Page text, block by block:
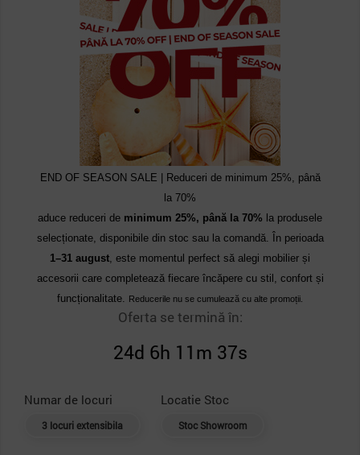
END OF SEASON SALE | Reduceri de minimum 25%, până
la 70%
aduce reduceri de minimum 25%, până la 70% la produsele
selecționate, disponibile din stoc sau la comandă. În perioada
1–31 august, este momentul perfect să alegi mobilier și
accesorii care completează fiecare încăpere cu stil, confort și
funcționalitate. Reducerile nu se cumulează cu alte promoții.
Oferta se termină în:
24d 6h 11m 36s
Numar de locuri
3 locuri extensibila
Locatie Stoc
Stoc Showroom